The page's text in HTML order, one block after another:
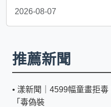
2026-08-07
推薦新聞
• 漾新聞｜4599幅童畫拒
「毒偽裝